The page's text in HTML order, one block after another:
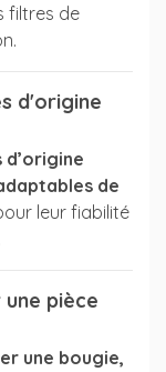
filtres de
d'origine
d’origine
de
leur fiabilité
pièce
une bougie,